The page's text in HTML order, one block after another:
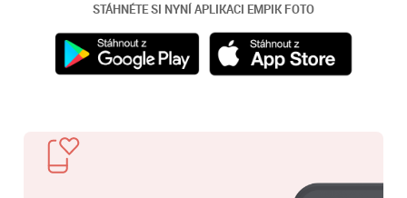
STÁHNÉTE SI NYNÍ APLIKACI EMPIK FOTO